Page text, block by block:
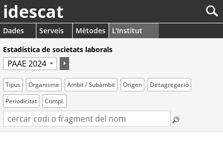
idescat
Dades Serveis Mètodes
L'Institut
Estadística de societats laborals
Tipus Organisme Àmbit / Subàmbit Origen
Desagregació
Periodicitat
Compl.